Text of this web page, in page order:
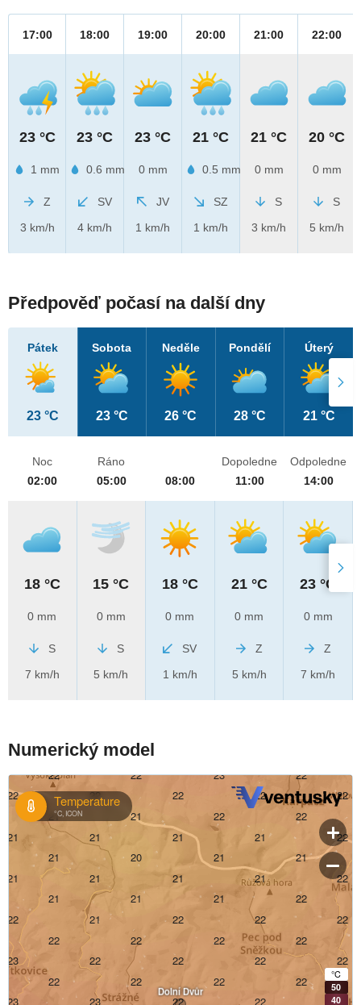
17:00
23 °C
1 mm
Z
3 km/h
18:00
23 °C
0.6 mm
SV
4 km/h
19:00
23 °C
0 mm
JV
1 km/h
20:00
21 °C
0.5 mm
SZ
1 km/h
21:00
21 °C
0 mm
S
3 km/h
22:00
20 °C
0 mm
S
5 km/h
Předpověď počasí na další dny
Pátek
23 °C
Sobota
23 °C
Neděle
26 °C
Pondělí
28 °C
Úterý
21 °C
Noc
02:00
18 °C
0 mm
S
7 km/h
Ráno
05:00
15 °C
0 mm
S
5 km/h
08:00
18 °C
0 mm
SV
1 km/h
Dopoledne
11:00
21 °C
0 mm
Z
5 km/h
Odpoledne
14:00
23 °C
0 mm
Z
7 km/h
Numerický model